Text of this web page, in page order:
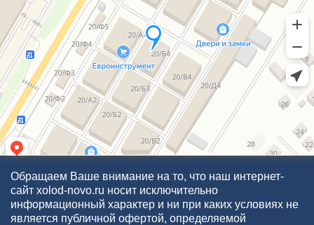
Обращаем Ваше внимание на то, что наш интернет-
сайт xolod-novo.ru носит исключительно
информационный характер и ни при каких условиях не
является публичной офертой, определяемой